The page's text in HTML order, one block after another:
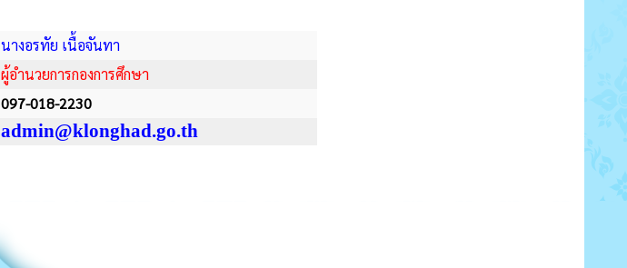
นางอรทัย เนื้อจันทา
ผู้อำนวยการกองการศึกษา
097-018-2230
admin@klonghad.go.th